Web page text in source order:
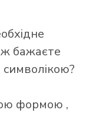
бажаєте
формою ,